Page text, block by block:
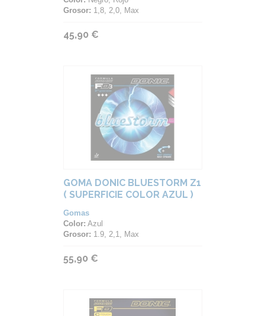
Grosor: 1,8, 2,0, Max
45,90 €
GOMA DONIC BLUESTORM Z1
( SUPERFICIE COLOR AZUL )
Gomas
Color: Azul
Grosor: 1.9, 2,1, Max
55,90 €